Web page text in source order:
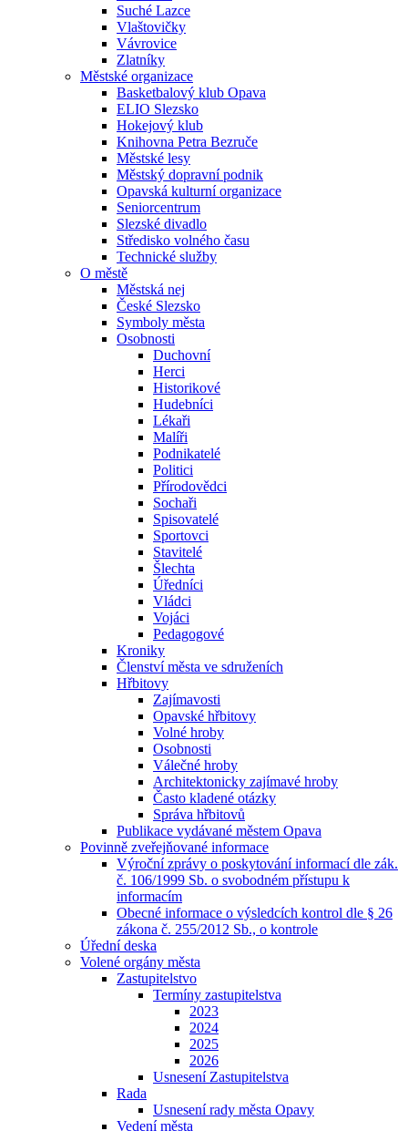
Suché Lazce
Vlaštovičky
Vávrovice
Zlatníky
Městské organizace
Basketbalový klub Opava
ELIO Slezsko
Hokejový klub
Knihovna Petra Bezruče
Městské lesy
Městský dopravní podnik
Opavská kulturní organizace
Seniorcentrum
Slezské divadlo
Středisko volného času
Technické služby
O městě
Městská nej
České Slezsko
Symboly města
Osobnosti
Duchovní
Herci
Historikové
Hudebníci
Lékaři
Malíři
Podnikatelé
Politici
Přírodovědci
Sochaři
Spisovatelé
Sportovci
Stavitelé
Šlechta
Úředníci
Vládci
Vojáci
Pedagogové
Kroniky
Členství města ve sdruženích
Hřbitovy
Zajímavosti
Opavské hřbitovy
Volné hroby
Osobnosti
Válečné hroby
Architektonicky zajímavé hroby
Často kladené otázky
Správa hřbitovů
Publikace vydávané městem Opava
Povinně zveřejňované informace
Výroční zprávy o poskytování informací dle zák.
č. 106/1999 Sb. o svobodném přístupu k
informacím
Obecné informace o výsledcích kontrol dle § 26
zákona č. 255/2012 Sb., o kontrole
Úřední deska
Volené orgány města
Zastupitelstvo
Termíny zastupitelstva
2023
2024
2025
2026
Usnesení Zastupitelstva
Rada
Usnesení rady města Opavy
Vedení města